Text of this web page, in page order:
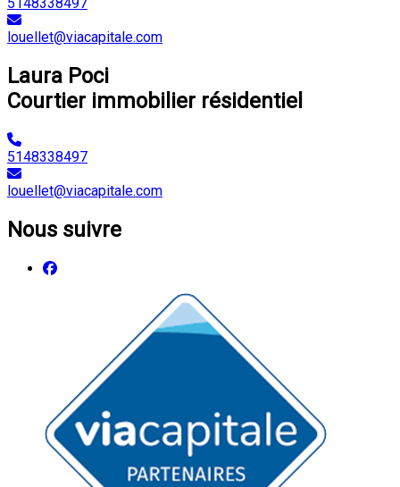
louellet@viacapitale.com
Laura Poci
Courtier immobilier résidentiel
5148338497
louellet@viacapitale.com
Nous suivre